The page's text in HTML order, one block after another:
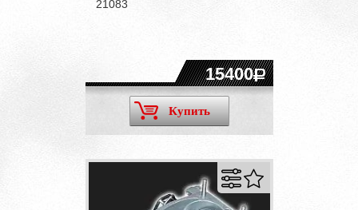
21083
15400
Купить